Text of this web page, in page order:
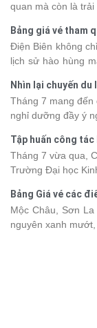
quan mà còn là
thuyền sẽ có mức
du khách băn
cập nhật bảng giá
2026 từ 3 - 6 sao,
được hành trình
sách.
Bảng giá vé tham
nhật 2026
Điện Biên không
lịch sử hào hùng
đang lên kế hoạch
trước giá vé sẽ
chi phí. Cùng
tham quan các
2026 ngay dưới đây.
Nhìn lại chuyến
Tân Hưng 2026
Tháng 7 mang
nghỉ dưỡng đầy ý
thành viên còn có
khoảnh khắc đáng
ngập tràn niềm vui
Tập huấn công
Hòn Dấu, Đồ Sơn
Tháng 7 vừa qua,
Trường Đại học
Hòn Dấu - Đồ Sơn.
và chia sẻ kinh
đến những hoạt
Bảng Giá vé các
La 2026
Mộc Châu, Sơn
nguyên xanh